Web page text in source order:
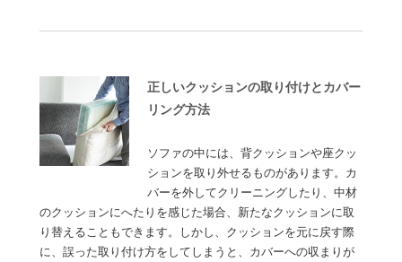
正しいクッションの取り付けとカバー
リング方法
ソファの中には、背クッションや座クッ
ションを取り外せるものがあります。カ
バーを外してクリーニングしたり、中材
のクッションにへたりを感じた場合、新たなクッションに取
り替えることもできます。しかし、クッションを元に戻す際
に、誤った取り付け方をしてしまうと、カバーへの収まりが